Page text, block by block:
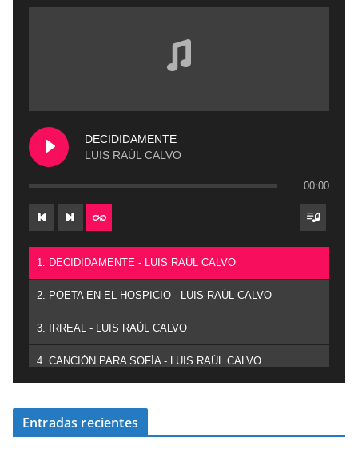
DECIDIDAMENTE
LUIS RAÚL CALVO
00:00
1. DECIDIDAMENTE - LUIS RAÚL CALVO
2. POETA EN EL HOSPICIO - LUIS RAÚL CALVO
3. IRREAL - LUIS RAÚL CALVO
4. CANCIÓN PARA SOFÍA - LUIS RAÚL CALVO
Entradas recientes